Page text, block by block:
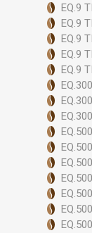
EQ.9
EQ.9
EQ.9
EQ.9
EQ.9